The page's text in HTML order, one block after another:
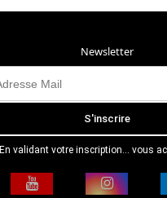
Newsletter
En validant votre inscription... vous
adresse email dans le but de vous
mensuellement sa lettre